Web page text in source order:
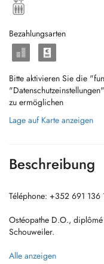
Bezahlungsarten
Bitte aktivieren Sie die
zu ermöglichen
Lage auf Karte anzeigen
Beschreibung
Téléphone: +352 691 136
Ostéopathe D.O.,
Schouweiler.
Alle anzeigen